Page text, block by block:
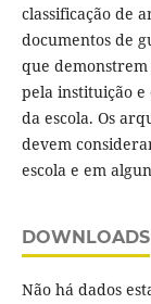
classificação de
documentos de
que demonstrem
pela instituição e
da escola. Os
devem
escola e em
DOWNLOADS
Não há dados